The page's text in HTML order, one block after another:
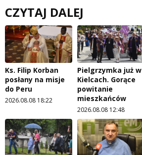
CZYTAJ DALEJ
Ks. Filip Korban
posłany na misje
do Peru
2026.08.08 18:22
Pielgrzymka już w
Kielcach. Gorące
powitanie
mieszkańców
2026.08.08 12:48